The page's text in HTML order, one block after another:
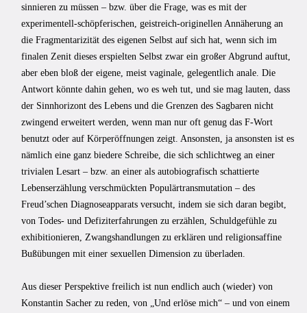
sinnieren zu müssen – bzw. über die Frage, was es mit der
experimentell-schöpferischen, geistreich-originellen Annäherung an
die Fragmentarizität des eigenen Selbst auf sich hat, wenn sich im
finalen Zenit dieses erspielten Selbst zwar ein großer Abgrund auftut,
aber eben bloß der eigene, meist vaginale, gelegentlich anale. Die
Antwort könnte dahin gehen, wo es weh tut, und sie mag lauten, dass
der Sinnhorizont des Lebens und die Grenzen des Sagbaren nicht
zwingend erweitert werden, wenn man nur oft genug das F-Wort
benutzt oder auf Körperöffnungen zeigt. Ansonsten, ja ansonsten ist es
nämlich eine ganz biedere Schreibe, die sich schlichtweg an einer
trivialen Lesart – bzw. an einer als autobiografisch schattierte
Lebenserzählung verschmückten Populärtransmutation – des
Freud’schen Diagnoseapparats versucht, indem sie sich daran begibt,
von Todes- und Defiziterfahrungen zu erzählen, Schuldgefühle zu
exhibitionieren, Zwangshandlungen zu erklären und religionsaffine
Bußübungen mit einer sexuellen Dimension zu überladen.
Aus dieser Perspektive freilich ist nun endlich auch (wieder) von
Konstantin Sacher zu reden, von „Und erlöse mich“ – und von einem